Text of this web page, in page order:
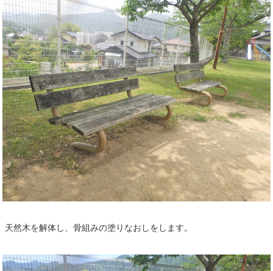
天然木を解体し、骨組みの塗りなおしをします。